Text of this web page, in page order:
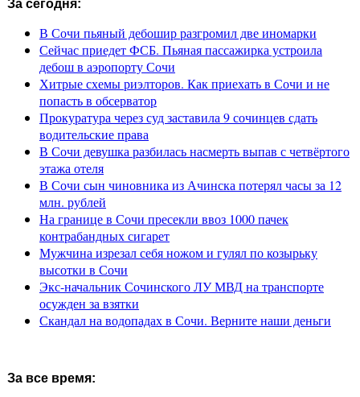
За сегодня:
В Сочи пьяный дебошир разгромил две иномарки
Сейчас приедет ФСБ. Пьяная пассажирка устроила
дебош в аэропорту Сочи
Хитрые схемы риэлторов. Как приехать в Сочи и не
попасть в обсерватор
Прокуратура через суд заставила 9 сочинцев сдать
водительские права
В Сочи девушка разбилась насмерть выпав с четвёртого
этажа отеля
В Сочи сын чиновника из Ачинска потерял часы за 12
млн. рублей
На границе в Сочи пресекли ввоз 1000 пачек
контрабандных сигарет
Мужчина изрезал себя ножом и гулял по козырьку
высотки в Сочи
Экс-начальник Сочинского ЛУ МВД на транспорте
осужден за взятки
Скандал на водопадах в Сочи. Верните наши деньги
За все время: